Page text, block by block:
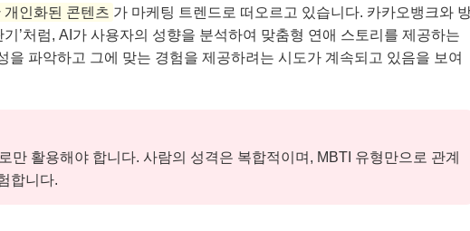
개인화된 콘텐츠 가 마케팅 트렌드로 떠오르고 있습니다. 카카오뱅크와
’처럼, AI가 사용자의 성향을 분석하여 맞춤형 연애 스토리를 제공하는
을 파악하고 그에 맞는 경험을 제공하려는 시도가 계속되고 있음을 보여
만 활용해야 합니다. 사람의 성격은 복합적이며, MBTI 유형만으로 관계
합니다.